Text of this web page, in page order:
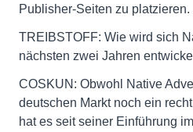
Publisher-Seiten zu platzieren.
TREIBSTOFF: Wie wird sich
nächsten zwei Jahren
COSKUN: Obwohl Native
deutschen Markt noch ein
hat es seit seiner Einführung